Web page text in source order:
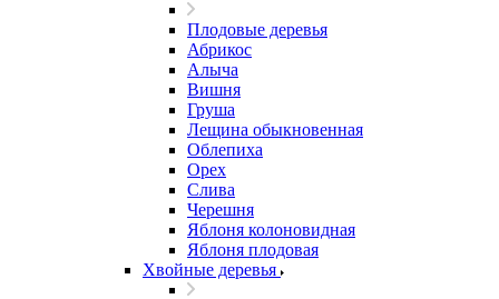
Плодовые деревья
Абрикос
Алыча
Вишня
Груша
Лещина обыкновенная
Облепиха
Орех
Слива
Черешня
Яблоня колоновидная
Яблоня плодовая
Хвойные деревья